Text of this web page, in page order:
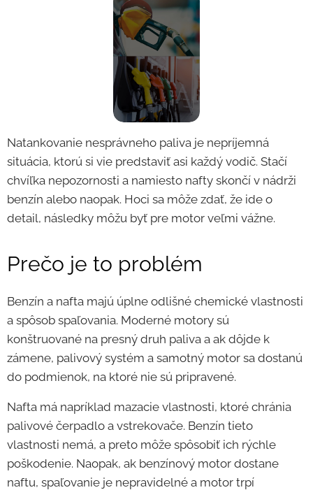
Natankovanie nesprávneho paliva je nepríjemná
situácia, ktorú si vie predstaviť asi každý vodič. Stačí
chvíľka nepozornosti a namiesto nafty skončí v nádrži
benzín alebo naopak. Hoci sa môže zdať, že ide o
detail, následky môžu byť pre motor veľmi vážne.
Prečo je to problém
Benzín a nafta majú úplne odlišné chemické vlastnosti
a spôsob spaľovania. Moderné motory sú
konštruované na presný druh paliva a ak dôjde k
zámene, palivový systém a samotný motor sa dostanú
do podmienok, na ktoré nie sú pripravené.
Nafta má napríklad mazacie vlastnosti, ktoré chránia
palivové čerpadlo a vstrekovače. Benzín tieto
vlastnosti nemá, a preto môže spôsobiť ich rýchle
poškodenie. Naopak, ak benzínový motor dostane
naftu, spaľovanie je nepravidelné a motor trpí